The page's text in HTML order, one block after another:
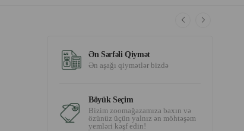
Ən Sərfəli Qiymət
Ən aşağı qiymətlər bizdə
Böyük Seçim
Bizim zoomağazamıza baxın və
özünüz üçün yalnız ən möhtəşəm
yemləri kəşf edin!